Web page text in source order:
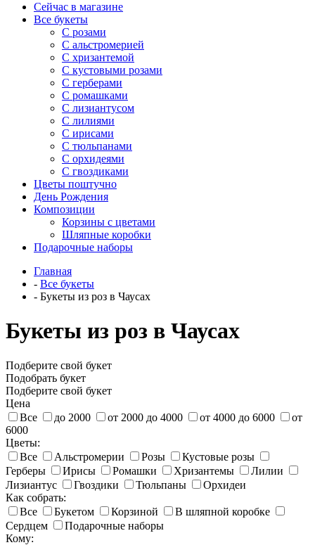
Сейчас в магазине
Все букеты
C розами
С альстромерией
С хризантемой
С кустовыми розами
С герберами
С ромашками
С лизиантусом
С лилиями
С ирисами
С тюльпанами
С орхидеями
С гвоздиками
Цветы поштучно
День Рождения
Композиции
Корзины с цветами
Шляпные коробки
Подарочные наборы
Главная
- Все букеты
- Букеты из роз в Чаусах
Букеты из роз в Чаусах
Подберите свой букет
Подобрать букет
Подберите свой букет
Цена
Все
до 2000 от 2000 до 4000 от 4000 до 6000
от
6000
Цветы:
Все
Альстромерии Розы
Кустовые розы
Герберы
Ирисы Ромашки Хризантемы
Лилии
Лизиантус
Гвоздики Тюльпаны
Орхидеи
Как собрать:
Все
Букетом Корзиной
В шляпной коробке
Сердцем
Подарочные наборы
Кому: